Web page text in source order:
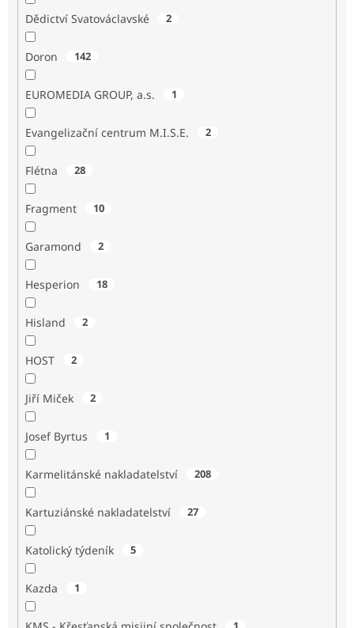
Dědictví Svatováclavské 2
Doron 142
EUROMEDIA GROUP, a.s. 1
Evangelizační centrum M.I.S.E. 2
Flétna 28
Fragment 10
Garamond 2
Hesperion 18
Hisland 2
HOST 2
Jiří Miček 2
Josef Byrtus 1
Karmelitánské nakladatelství 208
Kartuziánské nakladatelství 27
Katolický týdeník 5
Kazda 1